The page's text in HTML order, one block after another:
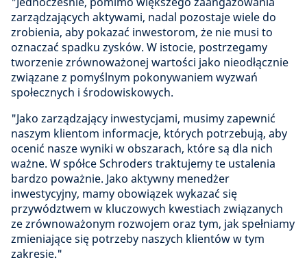
zarządzających aktywami, nadal pozostaje wiele do
zrobienia, aby pokazać inwestorom, że nie musi to
oznaczać spadku zysków. W istocie, postrzegamy
tworzenie zrównoważonej wartości jako nieodłącznie
związane z pomyślnym pokonywaniem wyzwań
społecznych i środowiskowych.
"Jako zarządzający inwestycjami, musimy zapewnić
naszym klientom informacje, których potrzebują, aby
ocenić nasze wyniki w obszarach, które są dla nich
ważne. W spółce Schroders traktujemy te ustalenia
bardzo poważnie. Jako aktywny menedżer
inwestycyjny, mamy obowiązek wykazać się
przywództwem w kluczowych kwestiach związanych
ze zrównoważonym rozwojem oraz tym, jak spełniamy
zmieniające się potrzeby naszych klientów w tym
zakresie."